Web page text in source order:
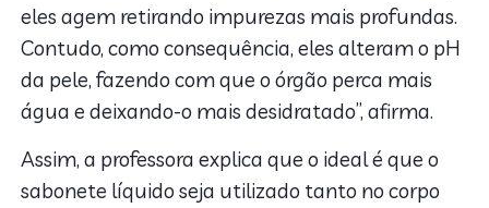
eles agem retirando impurezas mais profundas.
Contudo, como consequência, eles alteram o pH
da pele, fazendo com que o órgão perca mais
água e deixando-o mais desidratado”, afirma.
Assim, a professora explica que o ideal é que o
sabonete líquido seja utilizado tanto no corpo